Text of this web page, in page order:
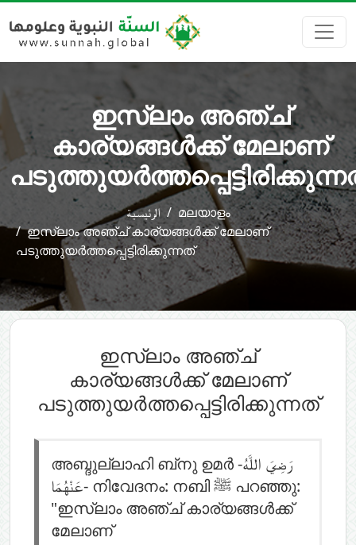
ഇസ്‌ലാം അഞ്ച്
കാര്യങ്ങൾക്ക് മേലാണ്
الرئيسية
മലയാളം
ഇസ്‌ലാം അഞ്ച് കാര്യങ്ങൾക്ക് മേലാണ്
പടുത്തുയർത്തപ്പെട്ടിരിക്കുന്നത്
ഇസ്‌ലാം അഞ്ച്
കാര്യങ്ങൾക്ക് മേലാണ്
പടുത്തുയർത്തപ്പെട്ടിരിക്കുന്നത്
അബ്ദുല്ലാഹി ബ്‌നു ഉമർ -رَضِيَ اللَّهُ
عَنْهُمَا- നിവേദനം: നബി ﷺ പറഞ്ഞു:
"ഇസ്‌ലാം അഞ്ച് കാര്യങ്ങൾക്ക്
മേലാണ്